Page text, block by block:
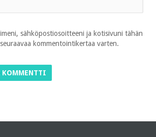
sähköpostiosoitteeni ja kotisivuni tähän
kommentointikertaa varten.